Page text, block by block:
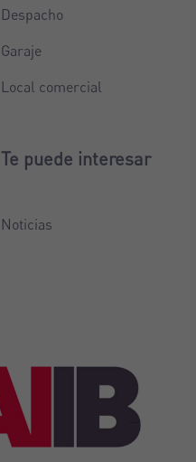
Despacho
Garaje
Local comercial
Te puede interesar
Noticias